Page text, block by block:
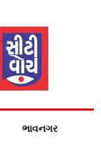
ભાવનગર